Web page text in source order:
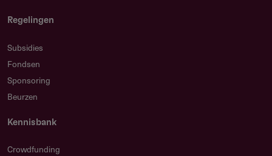
Regelingen
Subsidies
Fondsen
Sponsoring
Beurzen
Kennisbank
Crowdfunding